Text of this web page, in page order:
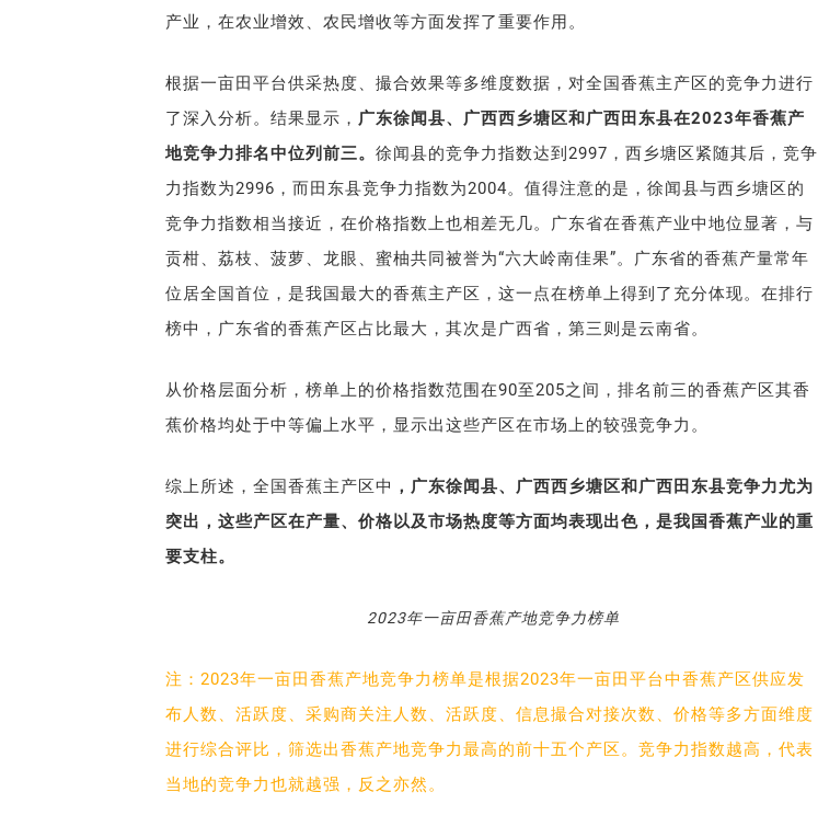
产业，在农业增效、农民增收等方面发挥了重要作用。
根据一亩田平台供采热度、撮合效果等多维度数据，对全国香蕉主产区的竞争力进行
了深入分析。结果显示， 广东徐闻县、广西西乡塘区和广西田东县在2023年香蕉产
地竞争力排名中位列前三。 徐闻县的竞争力指数达到2997，西乡塘区紧随其后，竞争
力指数为2996，而田东县竞争力指数为2004。值得注意的是，徐闻县与西乡塘区的
竞争力指数相当接近，在价格指数上也相差无几。广东省在香蕉产业中地位显著，与
贡柑、荔枝、菠萝、龙眼、蜜柚共同被誉为“六大岭南佳果”。广东省的香蕉产量常年
位居全国首位，是我国最大的香蕉主产区，这一点在榜单上得到了充分体现。在排行
榜中，广东省的香蕉产区占比最大，其次是广西省，第三则是云南省。
从价格层面分析，榜单上的价格指数范围在90至205之间，排名前三的香蕉产区其香
蕉价格均处于中等偏上水平，显示出这些产区在市场上的较强竞争力。
综上所述，全国香蕉主产区中 ，广东徐闻县、广西西乡塘区和广西田东县竞争力尤为
突出，这些产区在产量、价格以及市场热度等方面均表现出色，是我国香蕉产业的重
要支柱。
2023年一亩田香蕉产地竞争力榜单
注：2023年一亩田香蕉产地竞争力榜单是根据2023年一亩田平台中香蕉产区供应发
布人数、活跃度、采购商关注人数、活跃度、信息撮合对接次数、价格等多方面维度
进行综合评比，筛选出香蕉产地竞争力最高的前十五个产区。竞争力指数越高，代表
当地的竞争力也就越强，反之亦然。